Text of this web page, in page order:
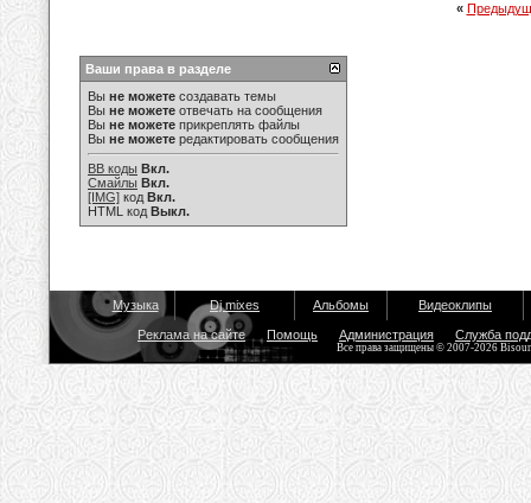
«
Ваши права в разделе
Вы не можете создавать темы
Вы не можете отвечать на сообщения
Вы не можете прикреплять файлы
Вы не можете редактировать сообщения
BB коды Вкл.
Смайлы Вкл.
[IMG] код Вкл.
HTML код Выкл.
Музыка Dj mixes Альбомы Видеоклипы
Реклама на сайте Помощь Администрация Служба
Все права защищены © 2007-2026